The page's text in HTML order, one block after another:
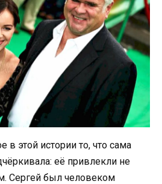
этой истории то, что сама
её привлекли не
Сергей был человеком